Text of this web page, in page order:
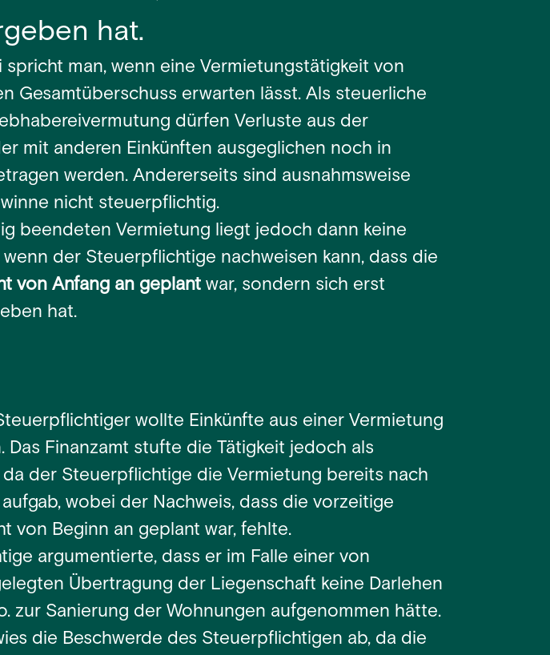
hat.
spricht man, wenn eine Vermietungstätigkeit von
Gesamtüberschuss erwarten lässt. Als steuerliche
dürfen Verluste aus der
mit anderen Einkünften ausgeglichen noch in
werden. Andererseits sind ausnahmsweise
nicht steuerpflichtig.
beendeten Vermietung liegt jedoch dann keine
der Steuerpflichtige nachweisen kann, dass die
von Anfang an geplant war, sondern sich erst
hat.
wollte Einkünfte aus einer Vermietung
Das Finanzamt stufte die Tätigkeit jedoch als
der Steuerpflichtige die Vermietung bereits nach
wobei der Nachweis, dass die vorzeitige
von Beginn an geplant war, fehlte.
argumentierte, dass er im Falle einer von
Übertragung der Liegenschaft keine Darlehen
zur Sanierung der Wohnungen aufgenommen hätte.
die Beschwerde des Steuerpflichtigen ab, da die